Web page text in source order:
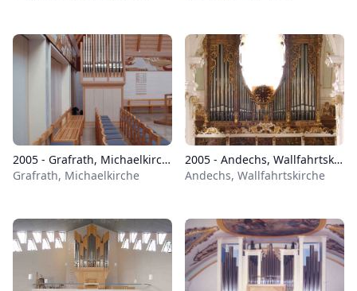
2005 - Grafrath, Michaelkirche
Grafrath, Michaelkirche
2005 - Andechs, Wallfahrtskirche
Andechs, Wallfahrtskirche